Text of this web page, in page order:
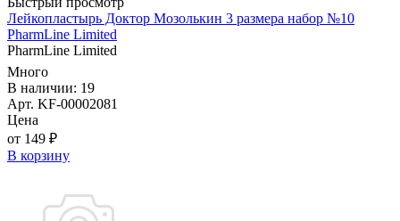
Лейкопластырь Доктор Мозолькин 3 размера набор №10
PharmLine Limited
PharmLine Limited
Много
В наличии: 19
Арт. KF-00002081
Цена
от 149 ₽
В корзину